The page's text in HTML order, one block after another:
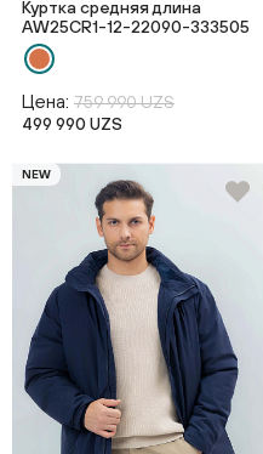
Куртка средняя длина
AW25CR1-12-22090-333505
Цена: 759 990 UZS
499 990 UZS
NEW